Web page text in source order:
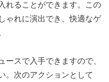
れることができます。この
ゃれに演出でき、快適なゲ
ースで入手できますので、
。次のアクションとして